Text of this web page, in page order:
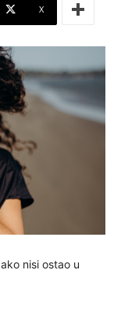
X
nisi ostao u